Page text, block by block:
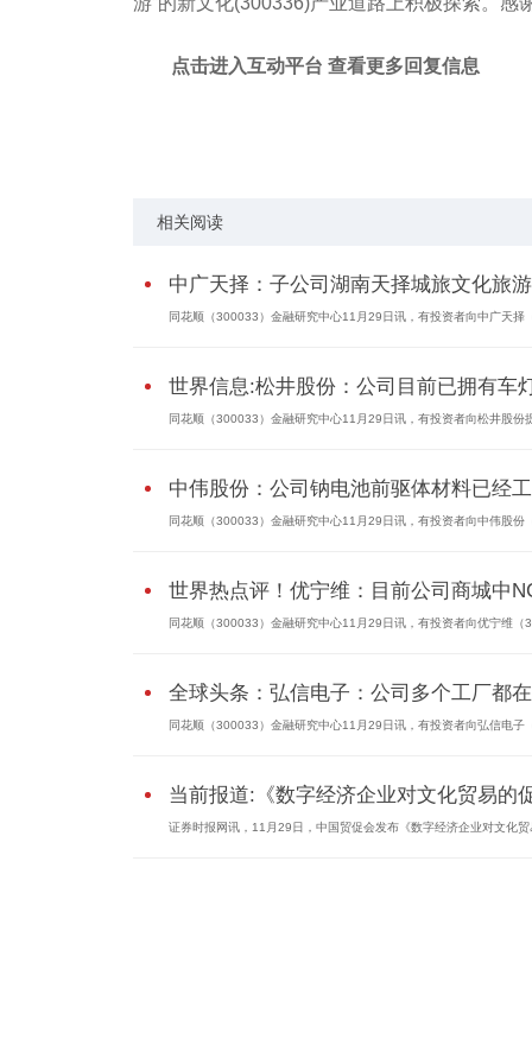
点击进入互动平台 查看更多回复信息
相关阅读
中广天择：子公司湖南天择城旅文化旅
同花顺（300033）金融研究中心11月29日讯，有投资者向中广天择
世界信息:松井股份：公司目前已拥有车
同花顺（300033）金融研究中心11月29日讯，有投资者向松井股份
中伟股份：公司钠电池前驱体材料已经
同花顺（300033）金融研究中心11月29日讯，有投资者向中伟股份
世界热点评！优宁维：目前公司商城中
同花顺（300033）金融研究中心11月29日讯，有投资者向优宁维（
全球头条：弘信电子：公司多个工厂都
同花顺（300033）金融研究中心11月29日讯，有投资者向弘信电子
当前报道:《数字经济企业对文化贸易的
证券时报网讯，11月29日，中国贸促会发布《数字经济企业对文化贸